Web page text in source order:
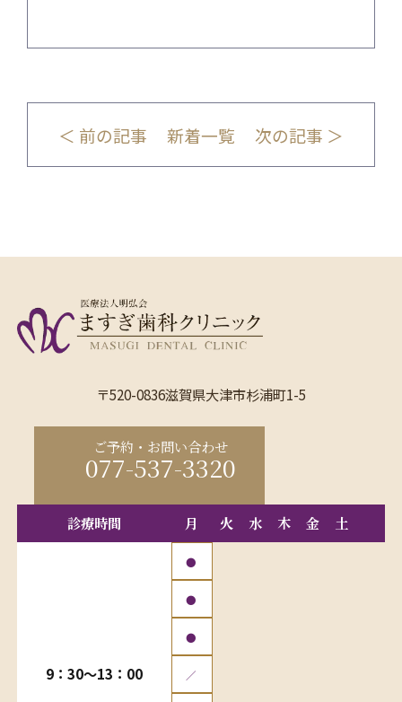
＜ 前の記事 新着一覧 次の記事 ＞
〒520-0836滋賀県大津市杉浦町1-5
ご予約・お問い合わせ
077-537-3320
診療時間 月 火 水 木 金 土
9：30〜13：00
●
●
●
／